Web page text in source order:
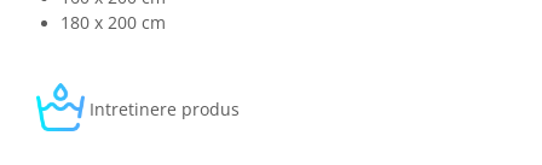
180 x 200 cm
Intretinere produs